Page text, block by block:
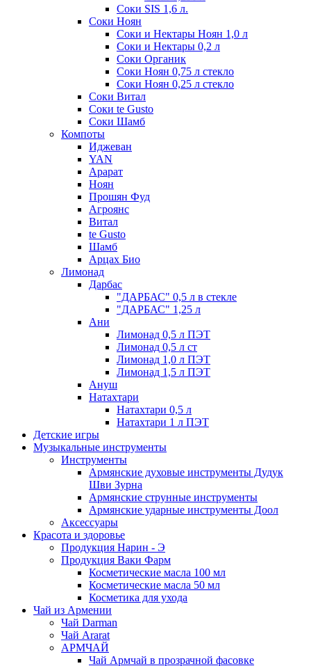
Соки SIS 1,6 л.
Соки Ноян
Соки и Нектары Ноян 1,0 л
Соки и Нектары 0,2 л
Соки Органик
Соки Ноян 0,75 л стекло
Соки Ноян 0,25 л стекло
Соки Витал
Соки te Gusto
Соки Шамб
Компоты
Иджеван
YAN
Арарат
Ноян
Прошян Фуд
Агроянс
Витал
te Gusto
Шамб
Арцах Био
Лимонад
Дарбас
"ДАРБАС" 0,5 л в стекле
"ДАРБАС" 1,25 л
Ани
Лимонад 0,5 л ПЭТ
Лимонад 0,5 л ст
Лимонад 1,0 л ПЭТ
Лимонад 1,5 л ПЭТ
Ануш
Натахтари
Натахтари 0,5 л
Натахтари 1 л ПЭТ
Детские игры
Музыкальные инструменты
Инструменты
Армянские духовые инструменты Дудук
Шви Зурна
Армянские струнные инструменты
Армянские ударные инструменты Доол
Аксессуары
Красота и здоровье
Продукция Нарин - Э
Продукция Ваки Фарм
Косметические масла 100 мл
Косметические масла 50 мл
Косметика для ухода
Чай из Армении
Чай Darman
Чай Ararat
АРМЧАЙ
Чай Армчай в прозрачной фасовке